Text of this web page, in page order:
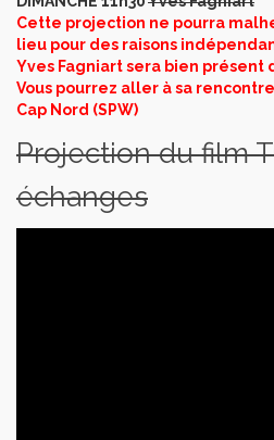
Cette projection ne pourra
lieu pour des raisons
Yves Fagniart sera bien
Vous pourrez aller à sa
Cap Nord (SPW)
Projection du film
échanges